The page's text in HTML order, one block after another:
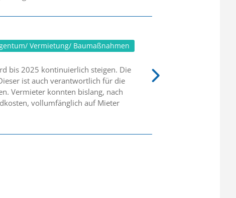
Vermietung/ Baumaßnahmen
bis 2025 kontinuierlich steigen. Die
ist auch verantwortlich für die
Vermieter konnten bislang, nach
vollumfänglich auf Mieter